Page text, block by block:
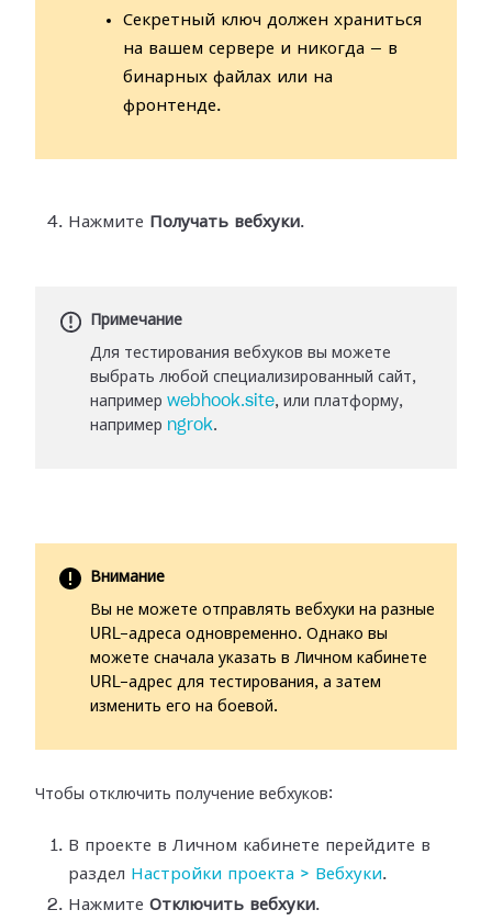
Секретный ключ должен храниться
на вашем сервере и никогда — в
бинарных файлах или на
фронтенде.
Нажмите Получать вебхуки.
Примечание
Для тестирования вебхуков вы можете
выбрать любой специализированный сайт,
например webhook.site, или платформу,
например ngrok.
Внимание
Вы не можете отправлять вебхуки на разные
URL-адреса одновременно. Однако вы
можете сначала указать в Личном кабинете
URL-адрес для тестирования, а затем
изменить его на боевой.
Чтобы отключить получение вебхуков:
В проекте в Личном кабинете перейдите в
раздел Настройки проекта > Вебхуки.
Нажмите Отключить вебхуки.